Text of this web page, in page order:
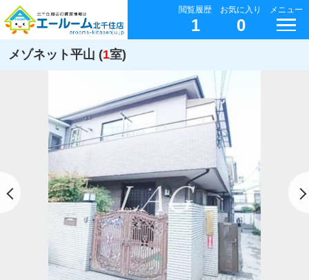
閲覧履歴
1
お気に入り
0
メニュー
メゾネット平山 (1室)